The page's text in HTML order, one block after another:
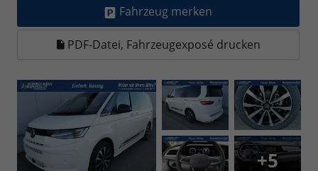
Fahrzeug merken
PDF-Datei, Fahrzeugexposé drucken
+5